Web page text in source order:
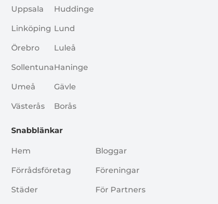
Uppsala
Linköping
Örebro
Sollentuna
Umeå
Västerås
Huddinge
Lund
Luleå
Haninge
Gävle
Borås
Snabblänkar
Hem
Förrådsföretag
Städer
Bloggar
Föreningar
För Partners